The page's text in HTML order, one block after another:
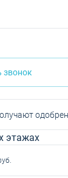
звонок
этажах